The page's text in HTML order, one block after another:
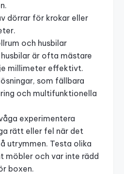
dörrar för krokar eller
och husbilar
är ofta mästare
millimeter effektivt.
som fällbara
och multifunktionella
experimentera
rätt eller fel när det
utrymmen. Testa olika
möbler och var inte rädd
boxen.